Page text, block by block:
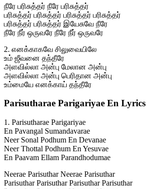
நீரே பரிசுத்தர் நீரே பரிசுத்தர்
பரிசுத்தர் பரிசுத்தர் பரிசுத்தர் பரிசுத்தர்
பரிசுத்தர் பரிசுத்தர் இயேசுவே நீரே
நீரே நீர் ஒருவரே நீரே நீர் ஒருவரே
2. எனக்காகவே சிலுவையிலே
உம் ஜீவனை தந்தீரே
அளவில்லா அன்பு மேலான அன்பு
அளவில்லா அன்பு பெரிதான அன்பு
உம்மையே எனக்காய் தந்தீரே
Parisutharae Parigariyae En
1. Parisutharae Parigariyae
En Pavangal Sumandavarae
Neer Sonal Podhum En Devanae
Neer Thottal Podhum En Yesuvae
En Paavam Ellam Parandhodumae
Neerae Parisuthar Neerae Parisuthar
Parisuthar Parisuthar Parisuthar Parisuthar